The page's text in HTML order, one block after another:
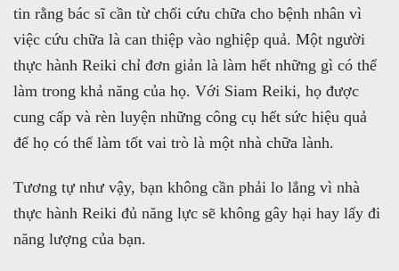
tin rằng bác sĩ cần từ chối cứu chữa cho bệnh nhân vì
việc cứu chữa là can thiệp vào nghiệp quả. Một người
thực hành Reiki chỉ đơn giản là làm hết những gì có thể
làm trong khả năng của họ. Với Siam Reiki, họ được
cung cấp và rèn luyện những công cụ hết sức hiệu quả
để họ có thể làm tốt vai trò là một nhà chữa lành.
Tương tự như vậy, bạn không cần phải lo lắng vì nhà
thực hành Reiki đủ năng lực sẽ không gây hại hay lấy đi
năng lượng của bạn.